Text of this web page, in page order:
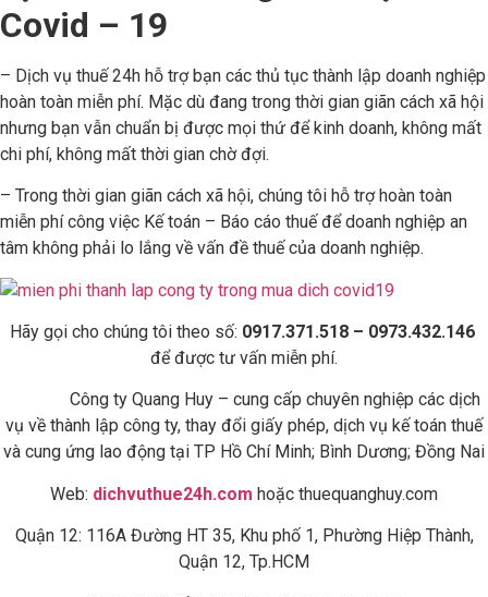
Covid – 19
– Dịch vụ thuế 24h hỗ trợ bạn các thủ tục thành lập doanh nghiệp
hoàn toàn miễn phí. Mặc dù đang trong thời gian giãn cách xã hội
nhưng bạn vẫn chuẩn bị được mọi thứ để kinh doanh, không mất
chi phí, không mất thời gian chờ đợi.
– Trong thời gian giãn cách xã hội, chúng tôi hỗ trợ hoàn toàn
miễn phí công việc Kế toán – Báo cáo thuế để doanh nghiệp an
tâm không phải lo lắng về vấn đề thuế của doanh nghiệp.
Hãy gọi cho chúng tôi theo số: 0917.371.518 – 0973.432.146
để được tư vấn miễn phí.
Công ty Quang Huy – cung cấp chuyên nghiệp các dịch
vụ về thành lập công ty, thay đổi giấy phép, dịch vụ kế toán thuế
và cung ứng lao động tại TP Hồ Chí Minh; Bình Dương; Đồng Nai
Web: dichvuthue24h.com hoặc thuequanghuy.com
Quận 12: 116A Đường HT 35, Khu phố 1, Phường Hiệp Thành,
Quận 12, Tp.HCM